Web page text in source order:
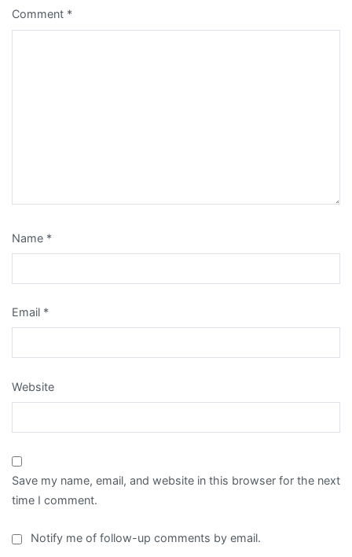
Comment *
Name *
Email *
Website
Save my name, email, and website in this browser for the next
time I comment.
Notify me of follow-up comments by email.